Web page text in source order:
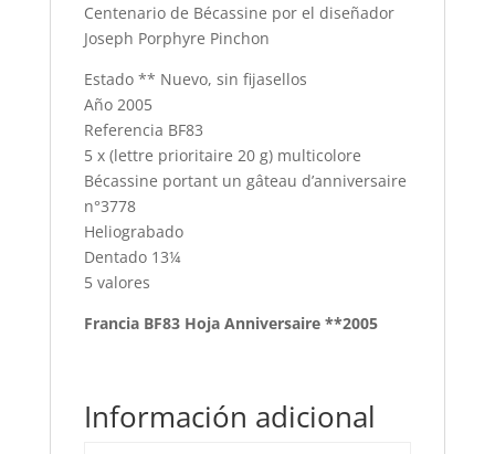
Centenario de Bécassine por el diseñador
Joseph Porphyre Pinchon
Estado ** Nuevo, sin fijasellos
Año 2005
Referencia BF83
5 x (lettre prioritaire 20 g) multicolore
Bécassine portant un gâteau d’anniversaire
n°3778
Heliograbado
Dentado 13¼
5 valores
Francia BF83 Hoja Anniversaire **2005
Información adicional